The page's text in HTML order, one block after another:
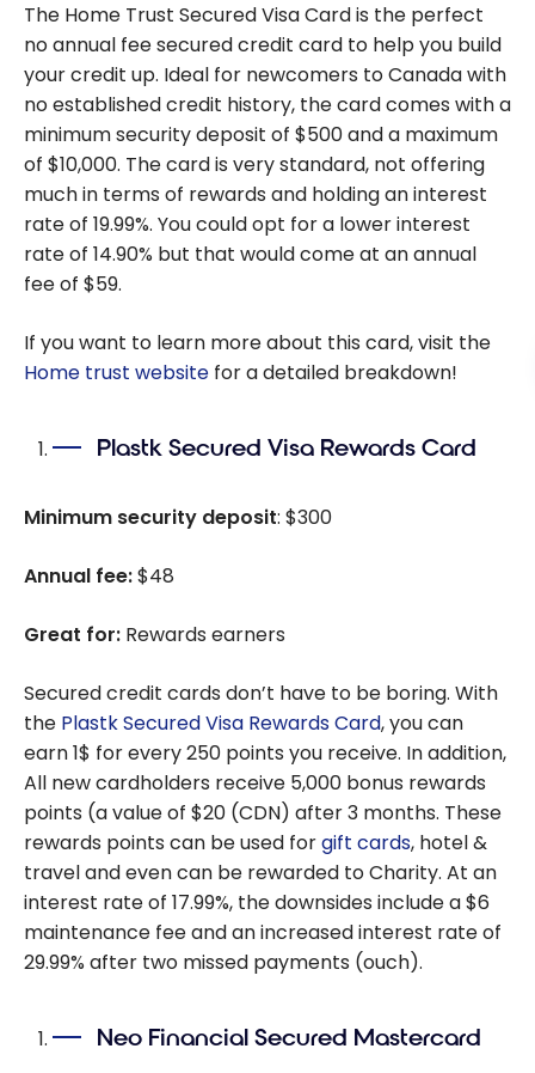
The Home Trust Secured Visa Card is the perfect
no annual fee secured credit card to help you build
your credit up. Ideal for newcomers to Canada with
no established credit history, the card comes with a
minimum security deposit of $500 and a maximum
of $10,000. The card is very standard, not offering
much in terms of rewards and holding an interest
rate of 19.99%. You could opt for a lower interest
rate of 14.90% but that would come at an annual
fee of $59.
If you want to learn more about this card, visit the
Home trust website for a detailed breakdown!
Plastk Secured Visa Rewards Card
Minimum security deposit: $300
Annual fee:$48
Great for: Rewards earners
Secured credit cards don’t have to be boring. With
the Plastk Secured Visa Rewards Card, you can
earn 1$ for every 250 points you receive. In addition,
All new cardholders receive 5,000 bonus rewards
points (a value of $20 (CDN) after 3 months. These
rewards points can be used forgift cards, hotel &
travel and even can be rewarded to Charity. At an
interest rate of 17.99%, the downsides include a $6
maintenance fee and an increased interest rate of
29.99% after two missed payments (ouch).
Neo Financial Secured Mastercard